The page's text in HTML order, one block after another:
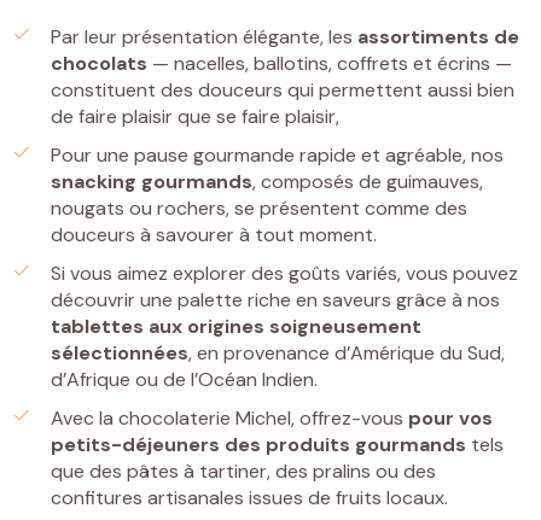
Par leur présentation élégante, les assortiments de
chocolats — nacelles, ballotins, coffrets et écrins —
constituent des douceurs qui permettent aussi bien
de faire plaisir que se faire plaisir,
Pour une pause gourmande rapide et agréable, nos
snacking gourmands, composés de guimauves,
nougats ou rochers, se présentent comme des
douceurs à savourer à tout moment.
Si vous aimez explorer des goûts variés, vous pouvez
découvrir une palette riche en saveurs grâce à nos
tablettes aux origines soigneusement
sélectionnées, en provenance d’Amérique du Sud,
d’Afrique ou de l’Océan Indien.
Avec la chocolaterie Michel, offrez-vous pour vos
petits-déjeuners des produits gourmands tels
que des pâtes à tartiner, des pralins ou des
confitures artisanales issues de fruits locaux.